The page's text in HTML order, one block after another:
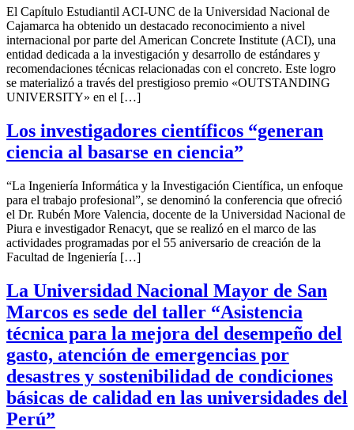
El Capítulo Estudiantil ACI-UNC de la Universidad Nacional de
Cajamarca ha obtenido un destacado reconocimiento a nivel
internacional por parte del American Concrete Institute (ACI), una
entidad dedicada a la investigación y desarrollo de estándares y
recomendaciones técnicas relacionadas con el concreto. Este logro
se materializó a través del prestigioso premio «OUTSTANDING
UNIVERSITY» en el […]
Los investigadores científicos “generan
ciencia al basarse en ciencia”
“La Ingeniería Informática y la Investigación Científica, un enfoque
para el trabajo profesional”, se denominó la conferencia que ofreció
el Dr. Rubén More Valencia, docente de la Universidad Nacional de
Piura e investigador Renacyt, que se realizó en el marco de las
actividades programadas por el 55 aniversario de creación de la
Facultad de Ingeniería […]
La Universidad Nacional Mayor de San
Marcos es sede del taller “Asistencia
técnica para la mejora del desempeño del
gasto, atención de emergencias por
desastres y sostenibilidad de condiciones
básicas de calidad en las universidades del
Perú”